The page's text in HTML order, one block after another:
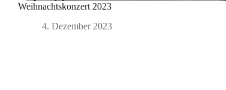
Weihnachtskonzert 2023
4. Dezember 2023